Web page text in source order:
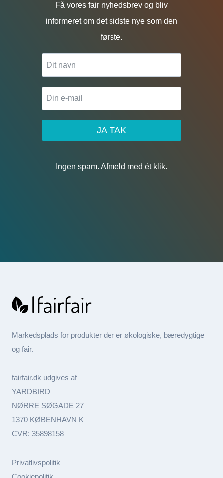
Få vores fair nyhedsbrev og bliv
informeret om det sidste nye som den
første.
JA TAK
Ingen spam. Afmeld med ét klik.
Markedsplads for produkter der er økologiske, bæredygtige
og fair.
fairfair.dk udgives af
YARDBIRD
NØRRE SØGADE 27
1370 KØBENHAVN K
CVR: 35898158
Privatlivspolitik
Cookiepolitik